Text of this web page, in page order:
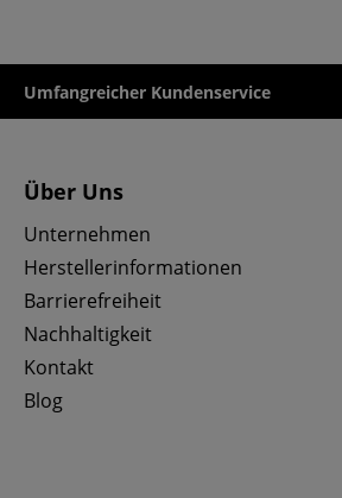
Umfangreicher Kundenservice
Über Uns
Unternehmen
Herstellerinformationen
Barrierefreiheit
Nachhaltigkeit
Kontakt
Blog